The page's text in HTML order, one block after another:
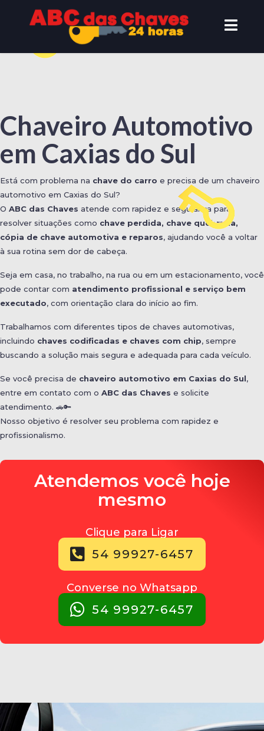
Chaveiro Automotivo
em Caxias do Sul
Está com problema na chave do carro e precisa de um chaveiro
automotivo em Caxias do Sul?
O ABC das Chaves atende com rapidez e segurança para
resolver situações como chave perdida, chave quebrada,
cópia de chave automotiva e reparos, ajudando você a voltar
à sua rotina sem dor de cabeça.
Seja em casa, no trabalho, na rua ou em um estacionamento, você
pode contar com atendimento profissional e serviço bem
executado, com orientação clara do início ao fim.
Trabalhamos com diferentes tipos de chaves automotivas,
incluindo chaves codificadas e chaves com chip, sempre
buscando a solução mais segura e adequada para cada veículo.
Se você precisa de chaveiro automotivo em Caxias do Sul,
entre em contato com o ABC das Chaves e solicite
atendimento. 🚗🔑
Nosso objetivo é resolver seu problema com rapidez e
profissionalismo.
Atendemos você hoje
mesmo
Clique para Ligar
54 99927-6457
Converse no Whatsapp
54 99927-6457